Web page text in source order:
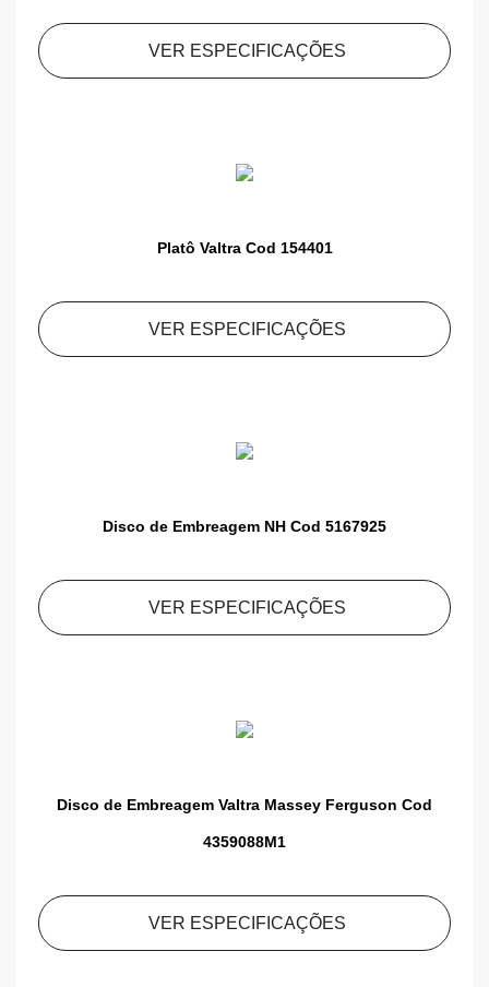
VER ESPECIFICAÇÕES
Platô Valtra Cod 154401
VER ESPECIFICAÇÕES
Disco de Embreagem NH Cod 5167925
VER ESPECIFICAÇÕES
Disco de Embreagem Valtra Massey Ferguson Cod
4359088M1
VER ESPECIFICAÇÕES